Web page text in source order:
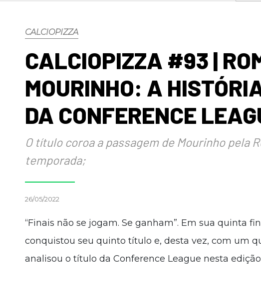
CALCIOPIZZA
CALCIOPIZZA #93 |
MOURINHO: A
DA CONFERENCE
O título coroa a passagem de Mourinho pela
temporada;
26/05/2022
“Finais não se jogam. Se ganham”. Em sua quinta
conquistou seu quinto título e, desta vez, com um
analisou o título da Conference League nesta